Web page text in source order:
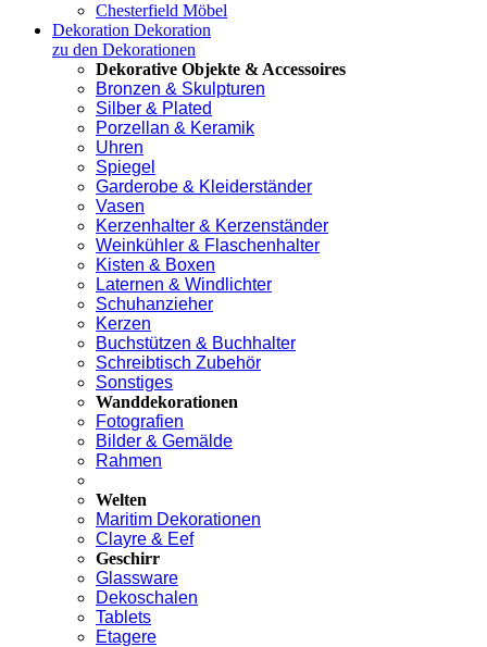
Chesterfield Möbel
Dekoration Dekoration
zu den Dekorationen
Dekorative Objekte & Accessoires
Bronzen & Skulpturen
Silber & Plated
Porzellan & Keramik
Uhren
Spiegel
Garderobe & Kleiderständer
Vasen
Kerzenhalter & Kerzenständer
Weinkühler & Flaschenhalter
Kisten & Boxen
Laternen & Windlichter
Schuhanzieher
Kerzen
Buchstützen & Buchhalter
Schreibtisch Zubehör
Sonstiges
Wanddekorationen
Fotografien
Bilder & Gemälde
Rahmen
Welten
Maritim Dekorationen
Clayre & Eef
Geschirr
Glassware
Dekoschalen
Tablets
Etagere